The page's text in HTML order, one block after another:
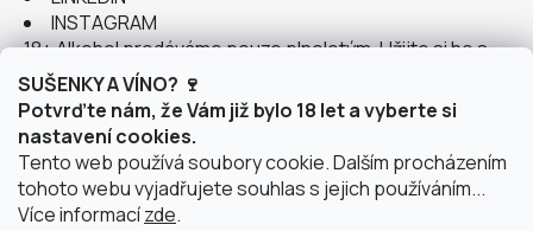
SUŠENKY A VÍNO? 🍷
Potvrďte nám, že Vám již bylo 18 let a vyberte si
nastavení cookies.
Tento web používá soubory cookie. Dalším procházením
tohoto webu vyjadřujete souhlas s jejich používáním...
Více informacízde.
INSTAGRAM
18+ Alkohol prodáváme pouze plnoletým. Užijte si ho s
rozumem.
Instagram